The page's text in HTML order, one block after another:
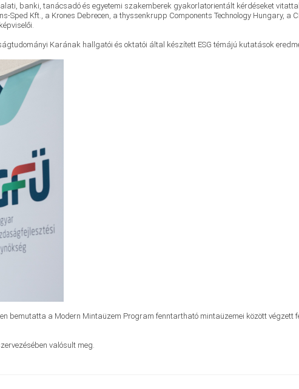
banki, tanácsadó és egyetemi szakemberek gyakorlatorientált kérdéseket
Kft., a Krones Debrecen, a thyssenkrupp Components Technology Hungary, a
Karának hallgatói és oktatói által készített ESG témájú kutatások
bemutatta a Modern Mintaüzem Program fenntartható mintaüzemei között végzett
valósult meg.